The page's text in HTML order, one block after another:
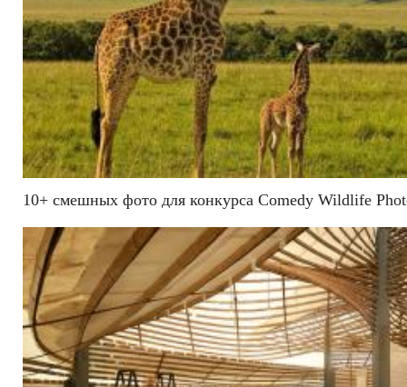
10+ смешных фото для конкурса Comedy Wildlife